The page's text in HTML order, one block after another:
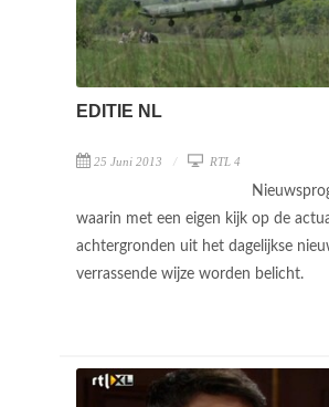
EDITIE NL
25 Juni 2013 RTL 4
waarin met een eigen kijk op de
achtergronden uit het dagelijkse
verrassende wijze worden belicht.